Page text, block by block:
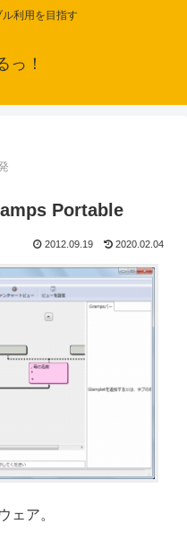
利用を目指す
っ！
Portable
2012.09.19 2020.02.04
ェア。